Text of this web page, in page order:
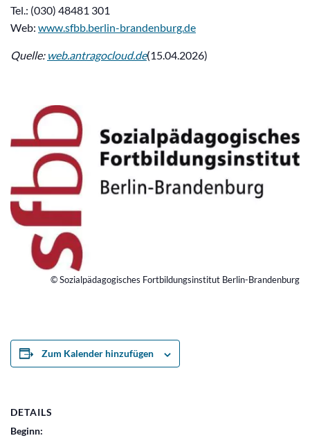
Tel.: (030) 48481 301
Web: www.sfbb.berlin-brandenburg.de
Quelle: web.antragocloud.de(15.04.2026)
© Sozialpädagogisches Fortbildungsinstitut Berlin-Brandenburg
Zum Kalender hinzufügen
DETAILS
Beginn: